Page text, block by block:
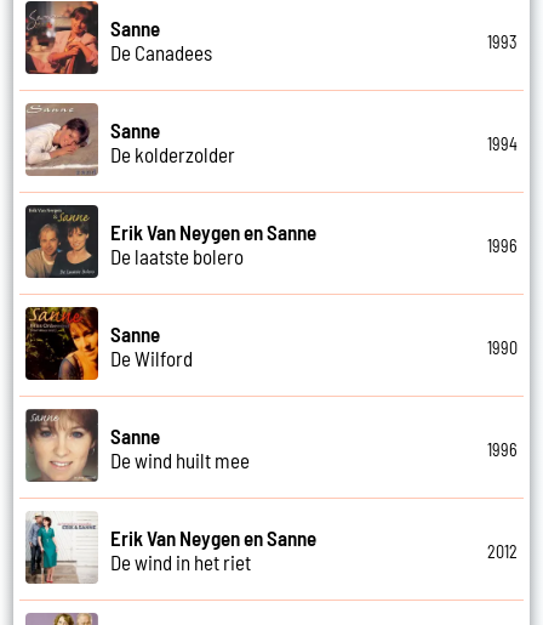
Sanne
De Canadees
1993
Sanne
De kolderzolder
1994
Erik Van Neygen en Sanne
De laatste bolero
1996
Sanne
De Wilford
1990
Sanne
De wind huilt mee
1996
Erik Van Neygen en Sanne
De wind in het riet
2012